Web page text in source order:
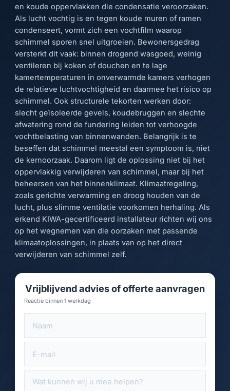
en koude oppervlakken die condensatie veroorzaken.
Als lucht vochtig is en tegen koude muren of ramen
condenseert, vormt zich een vochtfilm waarop
schimmel sporen snel uitgroeien. Bewonersgedrag
versterkt dit vaak: binnen drogend wasgoed, weinig
ventileren bij koken of douchen en te lage
kamertemperaturen in onverwarmde kamers verhogen
de relatieve luchtvochtigheid en daarmee het risico op
schimmel. Ook structurele tekorten werken door:
slecht geïsoleerde gevels, koudebruggen en slechte
afwatering rond de fundering leiden tot verhoogde
vochtbelasting van binnenwanden. Belangrijk is te
beseffen dat schimmel meestal een symptoom is, niet
de kernoorzaak. Daarom ligt de oplossing niet bij het
oppervlakkig verwijderen van schimmel, maar bij het
beheersen van het binnenklimaat. Klimaatregeling,
zoals gerichte verwarming en droog houden van de
lucht, plus slimme ventilatie voorkomen herhaling. Als
erkend KIWA-gecertificeerd installateur richten wij ons
op het wegnemen van die oorzaken met passende
klimaatoplossingen, in plaats van op het direct
verwijderen van schimmel zelf.
Vrijblijvend advies of offerte aanvragen
Reactie binnen 1 werkdag